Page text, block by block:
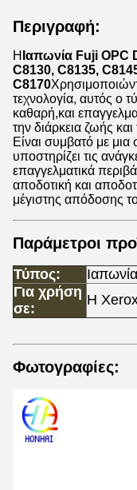
Περιγραφή:
Η Ιαπωνία Fuji OPC
C8130, C8135,
C8170
τεχνολογία, αυτός ο
καθαρή,και
την διάρκεια ζωής
Είναι συμβατό με
υποστηρίζει τις
επαγγελματικά
αποδοτική και
μέγιστης απόδοσης
Παράμετροι
Τύπος:
Για χρήση
σε:
Η
Φωτογραφίες: